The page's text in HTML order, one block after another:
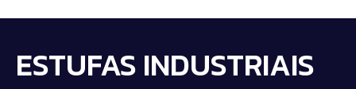
ESTUFAS INDUSTRIAIS